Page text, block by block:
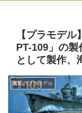
【プラモデ
PT-109」の製
として製作、
艦船のプラモデル